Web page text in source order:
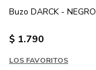
Buzo DARCK - NEGRO
$ 1.790
LOS FAVORITOS